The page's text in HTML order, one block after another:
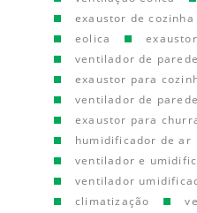
exaustor de cozinha
eolica
ventilador de
exaustor para
ventilador de parede
exaustor para
humidificador de ar
ventilador e
ventilador
climatização